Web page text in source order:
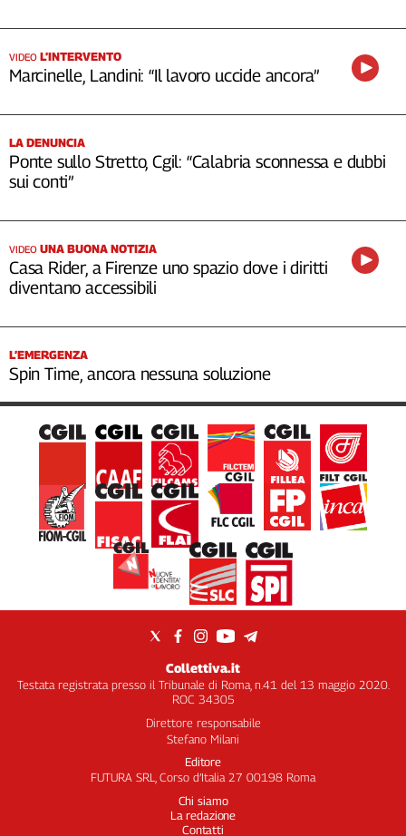
VIDEO L’INTERVENTO
Marcinelle, Landini: “Il lavoro uccide ancora”
LA DENUNCIA
Ponte sullo Stretto, Cgil: “Calabria sconnessa e dubbi
sui conti”
VIDEO UNA BUONA NOTIZIA
Casa Rider, a Firenze uno spazio dove i diritti
diventano accessibili
L’EMERGENZA
Spin Time, ancora nessuna soluzione
Collettiva.it
Testata registrata presso il Tribunale di Roma, n.41 del 13 maggio 2020.
ROC 34305
Direttore responsabile
Stefano Milani
Editore
FUTURA SRL, Corso d’Italia 27 00198 Roma
Chi siamo
La redazione
Contatti